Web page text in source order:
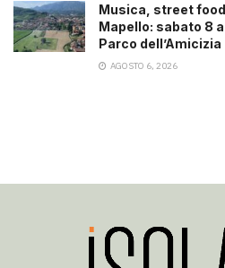
Musica, street
Mapello: sabato 8
Parco dell’Amicizia
AGOSTO 6, 2026